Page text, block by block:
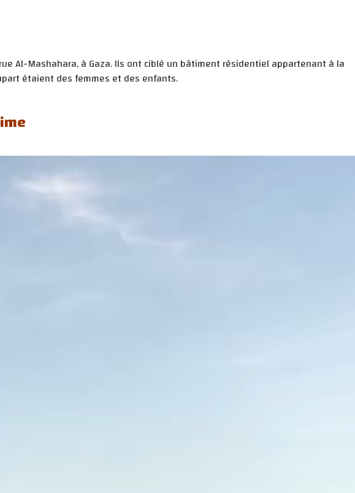
Al-Mashahara, à Gaza. Ils ont ciblé un bâtiment résidentiel appartenant à la
étaient des femmes et des enfants.